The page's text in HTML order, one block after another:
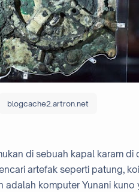
blogcache2.artron.net
di sebuah kapal karam di
artefak seperti patung,
komputer Yunani